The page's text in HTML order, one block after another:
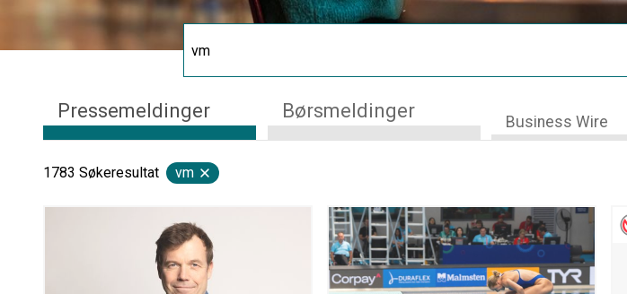
Pressemeldinger Børsmeldinger Business Wire
1783 Søkeresultat vm